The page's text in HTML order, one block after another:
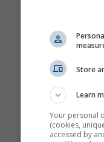
Store
Learn
Your personal
(cookies,
accessed by